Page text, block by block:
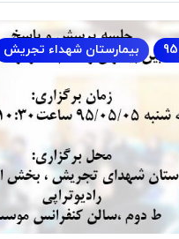
بیمارستان شهداء تجریش